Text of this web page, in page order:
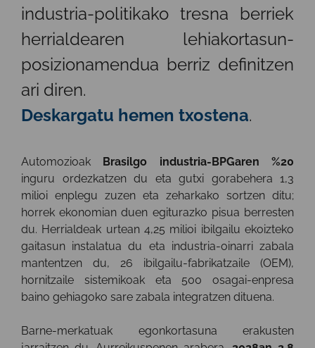
industria-politikako tresna berriek
herrialdearen lehiakortasun-
posizionamendua berriz definitzen
ari diren.
Deskargatu hemen txostena.
Automozioak
Brasilgo industria-BPGaren %20
inguru ordezkatzen du eta gutxi gorabehera 1,3
milioi enplegu zuzen eta zeharkako sortzen ditu;
horrek ekonomian duen egiturazko pisua berresten
du. Herrialdeak urtean 4,25 milioi ibilgailu ekoizteko
gaitasun instalatua du eta industria-oinarri zabala
mantentzen du, 26 ibilgailu-fabrikatzaile (OEM),
hornitzaile sistemikoak eta 500 osagai-enpresa
baino gehiagoko sare zabala integratzen dituena.
Barne-merkatuak egonkortasuna erakusten